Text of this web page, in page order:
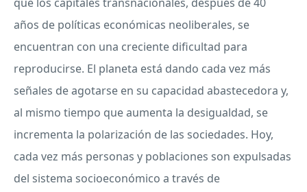
años de políticas económicas neoliberales, se
encuentran con una creciente dificultad para
reproducirse. El planeta está dando cada vez más
señales de agotarse en su capacidad abastecedora y,
al mismo tiempo que aumenta la desigualdad, se
incrementa la polarización de las sociedades. Hoy,
cada vez más personas y poblaciones son expulsadas
del sistema socioeconómico a través de